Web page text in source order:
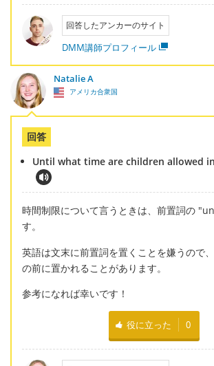
回答したアンカーのサイト
DMM講師プロフィール
Natalie A
アメリカ合衆国
回答
Until what time are children allowed
時間制限について言うときは、前置詞の
す。
英語は文末に前置詞を置くことを嫌うので
の前に置かれることがあります。
参考になれば幸いです！
役に立った 0